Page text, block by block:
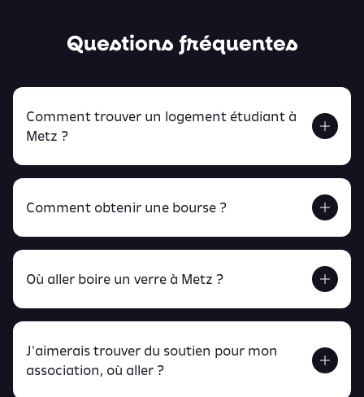
Questions fréquentes
Comment trouver un logement étudiant à
Metz ?
Retrouve tout ça en cliquant ici !
Comment obtenir une bourse ?
Retrouve toutes ces infos ici.
Où aller boire un verre à Metz ?
peux
J'aimerais trouver du soutien pour mon
association, où aller ?